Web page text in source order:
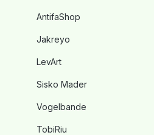
AntifaShop
Jakreyo
LevArt
Sisko Mader
Vogelbande
TobiRiu